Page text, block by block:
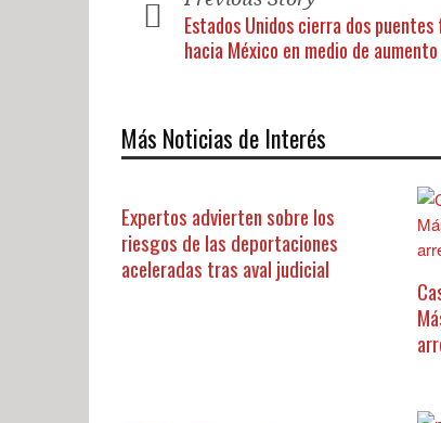
Estados Unidos cierra dos
hacia México en medio de
Más Noticias de Interés
Expertos advierten sobre los
riesgos de las deportaciones
aceleradas tras aval judicial